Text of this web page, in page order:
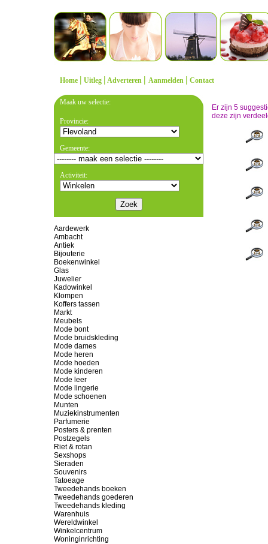
Home | Uitleg | Adverteren | Aanmelden | Contact
Maak uw selectie:
Provincie:
Gemeente:
Activiteit:
Aardewerk
Ambacht
Antiek
Bijouterie
Boekenwinkel
Glas
Juwelier
Kadowinkel
Klompen
Koffers tassen
Markt
Meubels
Mode bont
Mode bruidskleding
Mode dames
Mode heren
Mode hoeden
Mode kinderen
Mode leer
Mode lingerie
Mode schoenen
Munten
Muziekinstrumenten
Parfumerie
Posters & prenten
Postzegels
Riet & rotan
Sexshops
Sieraden
Souvenirs
Tatoeage
Tweedehands boeken
Tweedehands goederen
Tweedehands kleding
Warenhuis
Wereldwinkel
Winkelcentrum
Woninginrichting
Er zijn 5
deze zijn